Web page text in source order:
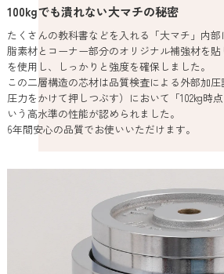
100kgでも潰れない大マチの秘密
たくさんの教科書などを入れる「大マチ」内
脂素材とコーナー部分のオリジナル補強材を
を使用し、しっかりと強度を確保しました。
この二層構造の芯材は品質検査による外部加
圧力をかけて押しつぶす）において「102kg時
いう高水準の性能が認められました。
6年間安心の品質でお使いいただけます。